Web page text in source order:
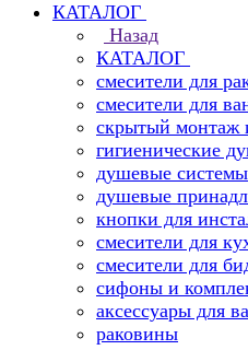
КАТАЛОГ
Назад
КАТАЛОГ
смесители для
смесители для
скрытый монтаж
гигиенические
душевые системы
душевые
кнопки для
смесители для
смесители для
сифоны и
аксессуары для
раковины